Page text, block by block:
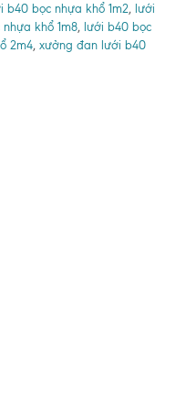
b40 bọc nhựa khổ 1m2, lưới
khổ 1m8, lưới b40 bọc
2m4, xưởng đan lưới b40